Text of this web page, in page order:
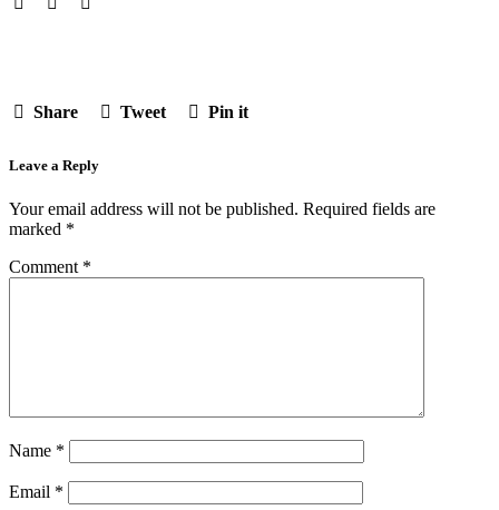
Share Tweet Pin it
Leave a Reply
Your email address will not be published. Required fields are
marked *
Comment *
Name *
Email *